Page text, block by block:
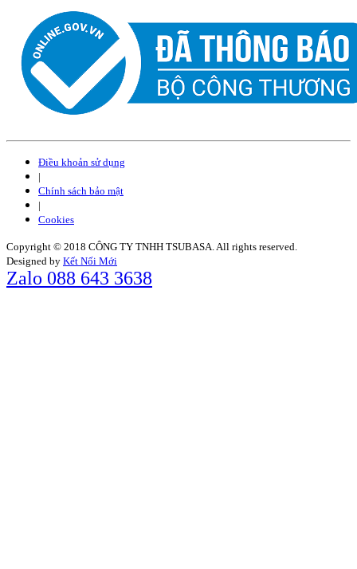
Điều khoản sử dụng
|
Chính sách bảo mật
|
Cookies
Copyright © 2018 CÔNG TY TNHH TSUBASA. All rights reserved.
Designed by Kết Nối Mới
Zalo 088 643 3638